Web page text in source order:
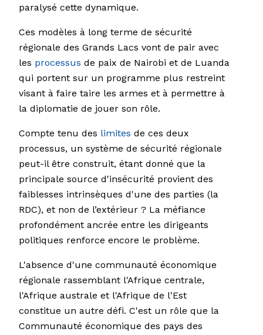
paralysé cette dynamique.
Ces modèles à long terme de sécurité
régionale des Grands Lacs vont de pair avec
les processus de paix de Nairobi et de Luanda
qui portent sur un programme plus restreint
visant à faire taire les armes et à permettre à
la diplomatie de jouer son rôle.
Compte tenu des limites de ces deux
processus, un système de sécurité régionale
peut-il être construit, étant donné que la
principale source d'insécurité provient des
faiblesses intrinsèques d'une des parties (la
RDC), et non de l’extérieur ? La méfiance
profondément ancrée entre les dirigeants
politiques renforce encore le problème.
L'absence d'une communauté économique
régionale rassemblant l'Afrique centrale,
l'Afrique australe et l'Afrique de l'Est
constitue un autre défi. C'est un rôle que la
Communauté économique des pays des